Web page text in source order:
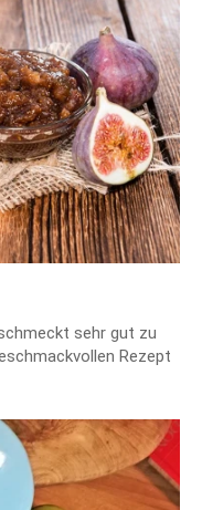
sehr gut zu
Rezept